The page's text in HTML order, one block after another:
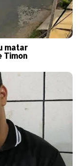
matar
Timon